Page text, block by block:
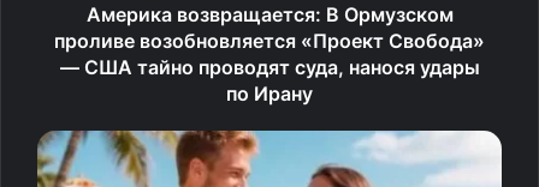
«Я смотрю на объявления, смотрю на эти цены – я,
честно говоря, в шоке. Я не знаю, сколько надо
зарабатывать, чтобы это покупать», – заявил он.
Ранее стало известно, что банки в России стали чаще
Америка возвращается: В Ормузском
проливе возобновляется «Проект Свобода»
— США тайно проводят суда, нанося удары
по Ирану